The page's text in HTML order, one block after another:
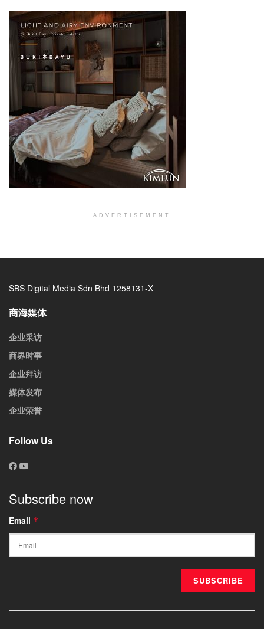
ADVERTISEMENT
SBS Digital Media Sdn Bhd 1258131-X
商海媒体
企业采访
商界时事
企业拜访
媒体发布
企业荣誉
Follow Us
Subscribe now
Email *